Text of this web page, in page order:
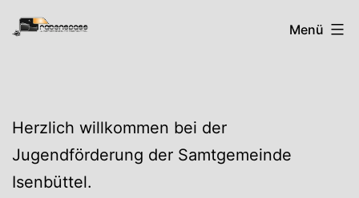
Zum
Inhalt
RabenspassMenü
Herzlich willkommen bei der
Jugendförderung der Samtgemeinde
Isenbüttel.